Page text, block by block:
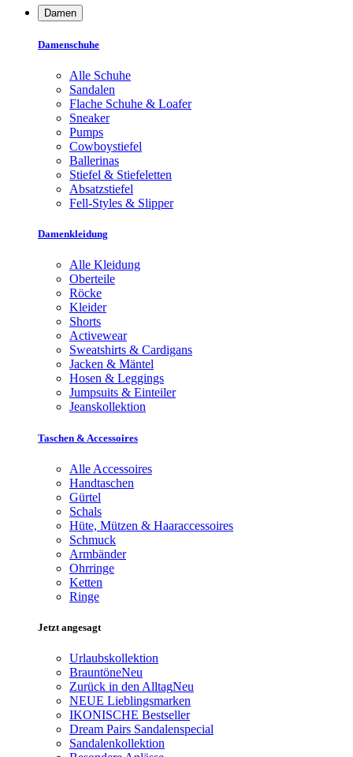
Damen
Damenschuhe
Alle Schuhe
Sandalen
Flache Schuhe & Loafer
Sneaker
Pumps
Cowboystiefel
Ballerinas
Stiefel & Stiefeletten
Absatzstiefel
Fell-Styles & Slipper
Damenkleidung
Alle Kleidung
Oberteile
Röcke
Kleider
Shorts
Activewear
Sweatshirts & Cardigans
Jacken & Mäntel
Hosen & Leggings
Jumpsuits & Einteiler
Jeanskollektion
Taschen & Accessoires
Alle Accessoires
Handtaschen
Gürtel
Schals
Hüte, Mützen & Haaraccessoires
Schmuck
Armbänder
Ohrringe
Ketten
Ringe
Jetzt angesagt
Urlaubskollektion
BrauntöneNeu
Zurück in den AlltagNeu
NEUE Lieblingsmarken
IKONISCHE Bestseller
Dream Pairs Sandalenspecial
Sandalenkollektion